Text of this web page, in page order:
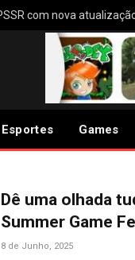
Esportes Games
Dê uma olhada
Summer Game
8 de Junho, 2025